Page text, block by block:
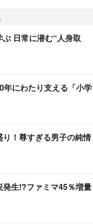
日常に潜む“人身取
年にわたり支える「小学
！尊すぎる男子の純情
発生!?ファミマ45％増量